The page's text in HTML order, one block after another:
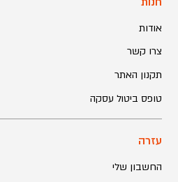
אודות
צרו קשר
תקנון האתר
טופס ביטול עסקה
עזרה
החשבון שלי